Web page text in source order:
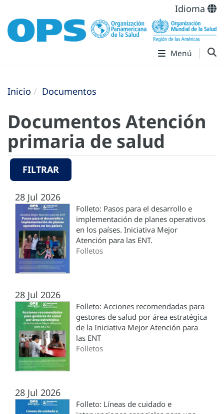
Idioma
Menú
Inicio Documentos
Documentos Atención
primaria de salud
FILTRAR
28 Jul 2026
Folleto: Pasos para el desarrollo e
implementación de planes operativos
en los países. Iniciativa Mejor
Atención para las ENT.
Folletos
28 Jul 2026
Folleto: Acciones recomendadas para
gestores de salud por área estratégica
de la Iniciativa Mejor Atención para
las ENT
Folletos
28 Jul 2026
Folleto: Líneas de cuidado e